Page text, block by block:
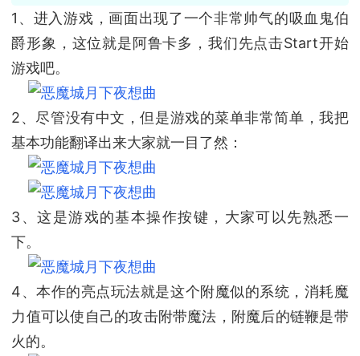
1、进入游戏，画面出现了一个非常帅气的吸血鬼伯
爵形象，这位就是阿鲁卡多，我们先点击Start开始
游戏吧。
2、尽管没有中文，但是游戏的菜单非常简单，我把
基本功能翻译出来大家就一目了然：
3、这是游戏的基本操作按键，大家可以先熟悉一
下。
4、本作的亮点玩法就是这个附魔似的系统，消耗魔
力值可以使自己的攻击附带魔法，附魔后的链鞭是带
火的。